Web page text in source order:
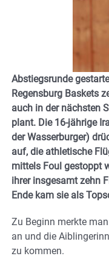
Abstiegsrunde
Regensburg Baskets
auch in der nächsten
plant. Die 16-jährige
der Wasserburger)
auf, die athletische
mittels Foul gestoppt
ihrer insgesamt zehn
Ende kam sie als
Zu Beginn merkte
an und die
zu kommen.